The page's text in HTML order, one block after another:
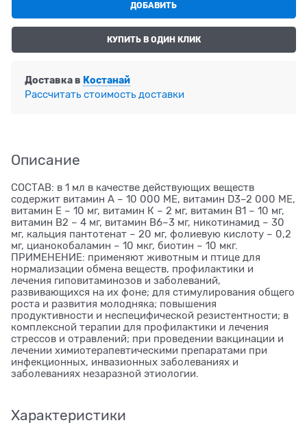
ДОБАВИТЬ
КУПИТЬ В ОДИН КЛИК
Доставка в Костанай
Рассчитать стоимость доставки
Описание
СОСТАВ: в 1 мл в качестве действующих веществ
содержит витамин А – 10 000 МЕ, витамин D3–2 000 МЕ,
витамин Е – 10 мг, витамин К – 2 мг, витамин В1 – 10 мг,
витамин В2 – 4 мг, витамин В6–3 мг, никотинамид – 30
мг, кальция пантотенат – 20 мг, фолиевую кислоту – 0,2
мг, цианокобаламин – 10 мкг, биотин – 10 мкг.
ПРИМЕНЕНИЕ: применяют животным и птице для
нормализации обмена веществ, профилактики и
лечения гиповитаминозов и заболеваний,
развивающихся на их фоне; для стимулирования общего
роста и развития молодняка; повышения
продуктивности и неспецифической резистентности; в
комплексной терапии для профилактики и лечения
стрессов и отравлений; при проведении вакцинации и
лечении химиотерапевтическими препаратами при
инфекционных, инвазионных заболеваниях и
заболеваниях незаразной этиологии.
Характеристики